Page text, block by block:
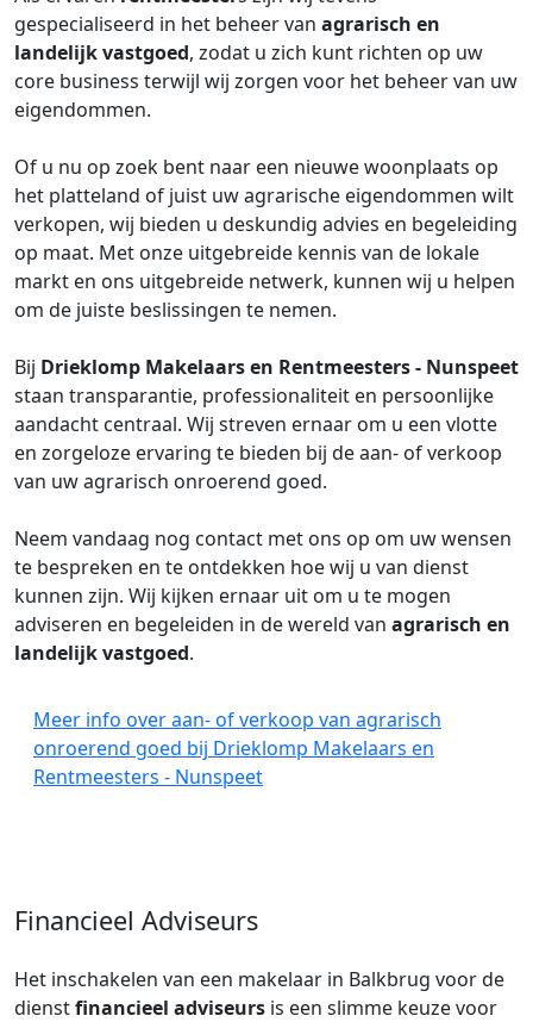
gespecialiseerd in het beheer van agrarisch en
landelijk vastgoed, zodat u zich kunt richten op uw
core business terwijl wij zorgen voor het beheer van uw
eigendommen.
Of u nu op zoek bent naar een nieuwe woonplaats op
het platteland of juist uw agrarische eigendommen wilt
verkopen, wij bieden u deskundig advies en begeleiding
op maat. Met onze uitgebreide kennis van de lokale
markt en ons uitgebreide netwerk, kunnen wij u helpen
om de juiste beslissingen te nemen.
Bij Drieklomp Makelaars en Rentmeesters - Nunspeet
staan transparantie, professionaliteit en persoonlijke
aandacht centraal. Wij streven ernaar om u een vlotte
en zorgeloze ervaring te bieden bij de aan- of verkoop
van uw agrarisch onroerend goed.
Neem vandaag nog contact met ons op om uw wensen
te bespreken en te ontdekken hoe wij u van dienst
kunnen zijn. Wij kijken ernaar uit om u te mogen
adviseren en begeleiden in de wereld van agrarisch en
landelijk vastgoed.
Meer info over aan- of verkoop van agrarisch
onroerend goed bij Drieklomp Makelaars en
Rentmeesters - Nunspeet
Financieel Adviseurs
Het inschakelen van een makelaar in Balkbrug voor de
dienstfinancieel adviseurs is een slimme keuze voor